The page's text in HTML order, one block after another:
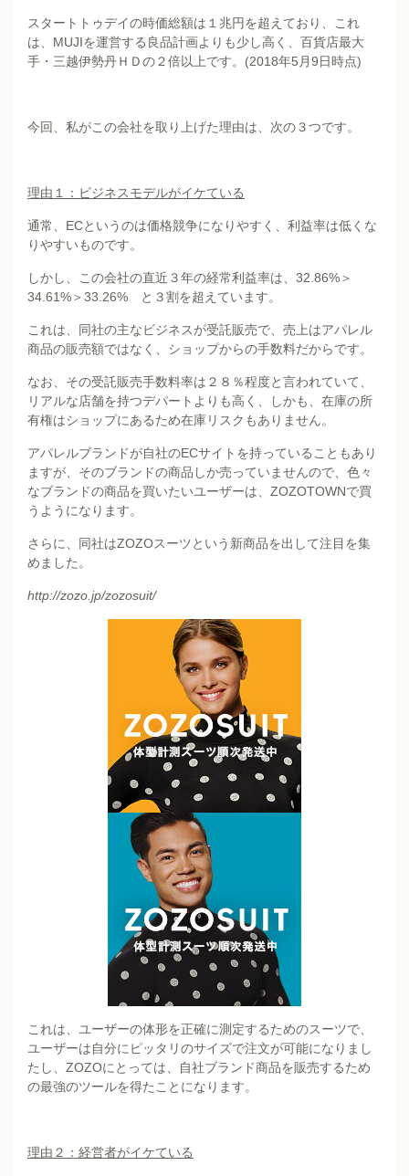
スタートトゥデイの時価総額は１兆円を超えており、これ
は、MUJIを運営する良品計画よりも少し高く、百貨店最大
手・三越伊勢丹ＨＤの２倍以上です。(2018年5月9日時点)
今回、私がこの会社を取り上げた理由は、次の３つです。
理由１：ビジネスモデルがイケている
通常、ECというのは価格競争になりやすく、利益率は低くな
りやすいものです。
しかし、この会社の直近３年の経常利益率は、32.86%＞
34.61%＞33.26% と３割を超えています。
これは、同社の主なビジネスが受託販売で、売上はアパレル
商品の販売額ではなく、ショップからの手数料だからです。
なお、その受託販売手数料率は２８％程度と言われていて、
リアルな店舗を持つデパートよりも高く、しかも、在庫の所
有権はショップにあるため在庫リスクもありません。
アパレルブランドが自社のECサイトを持っていることもあり
ますが、そのブランドの商品しか売っていませんので、色々
なブランドの商品を買いたいユーザーは、ZOZOTOWNで買
うようになります。
さらに、同社はZOZOスーツという新商品を出して注目を集
めました。
http://zozo.jp/zozosuit/
これは、ユーザーの体形を正確に測定するためのスーツで、
ユーザーは自分にピッタリのサイズで注文が可能になりまし
たし、ZOZOにとっては、自社ブランド商品を販売するため
の最強のツールを得たことになります。
理由２：経営者がイケている